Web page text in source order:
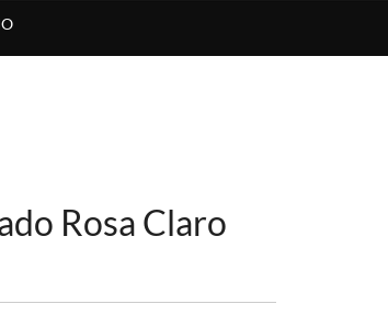
Rosa Claro